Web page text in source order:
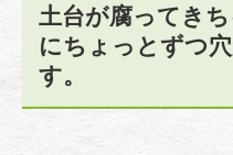
土台が腐ってき
にちょっとずつ
す。